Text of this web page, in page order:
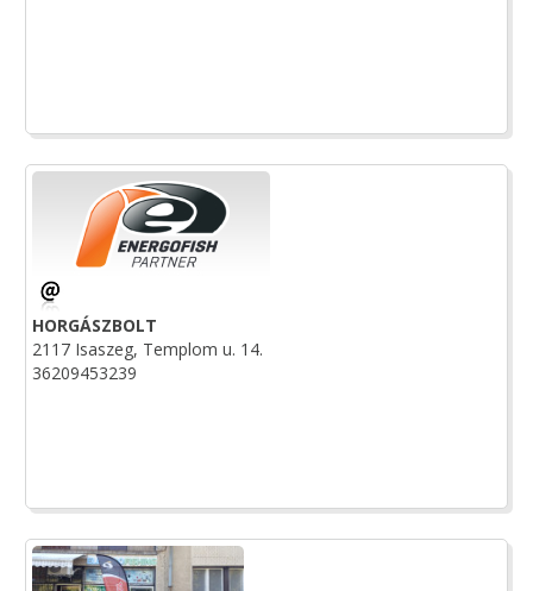
HORGÁSZBOLT
2117 Isaszeg, Templom u. 14.
36209453239